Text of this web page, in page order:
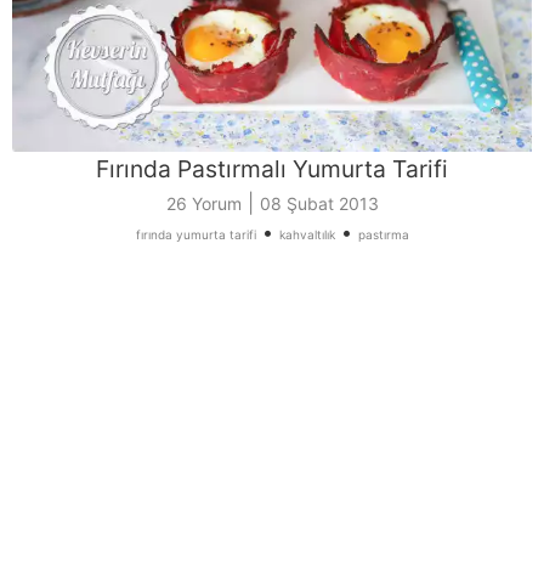
Fırında Pastırmalı Yumurta Tarifi
26 Yorum 08 Şubat 2013
fırında yumurta tarifi• kahvaltılık• pastırma